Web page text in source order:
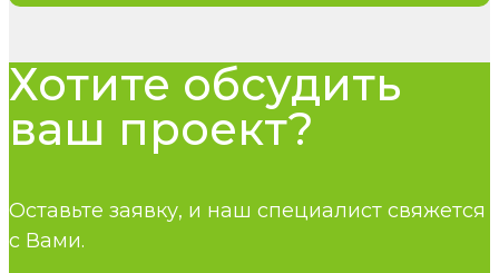
Хотите обсудить
ваш проект?
Оставьте заявку, и наш специалист свяжется
с Вами.